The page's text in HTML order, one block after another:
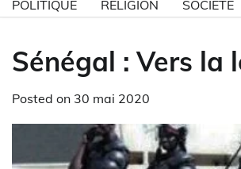
POLITIQUE
RELIGION SOCIETE
Sénégal : Vers la
Posted on 30 mai 2020